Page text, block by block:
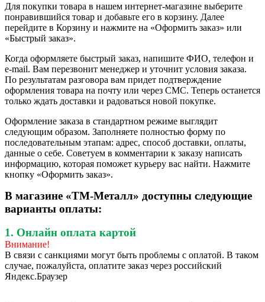
Для покупки товара в нашем интернет-магазине выберите
понравившийся товар и добавьте его в корзину. Далее
перейдите в Корзину и нажмите на «Оформить заказ» или
«Быстрый заказ».
Когда оформляете быстрый заказ, напишите ФИО, телефон и
e-mail. Вам перезвонит менеджер и уточнит условия заказа.
По результатам разговора вам придет подтверждение
оформления товара на почту или через СМС. Теперь останется
только ждать доставки и радоваться новой покупке.
Оформление заказа в стандартном режиме выглядит
следующим образом. Заполняете полностью форму по
последовательным этапам: адрес, способ доставки, оплаты,
данные о себе. Советуем в комментарии к заказу написать
информацию, которая поможет курьеру вас найти. Нажмите
кнопку «Оформить заказ».
В магазине «ТМ-Металл» доступны следующие
варианты оплаты:
1. Онлайн оплата картой
Внимание!
В связи с санкциями могут быть проблемы с оплатой. В таком
случае, пожалуйста, оплатите заказ через российский
Яндекс.Браузер